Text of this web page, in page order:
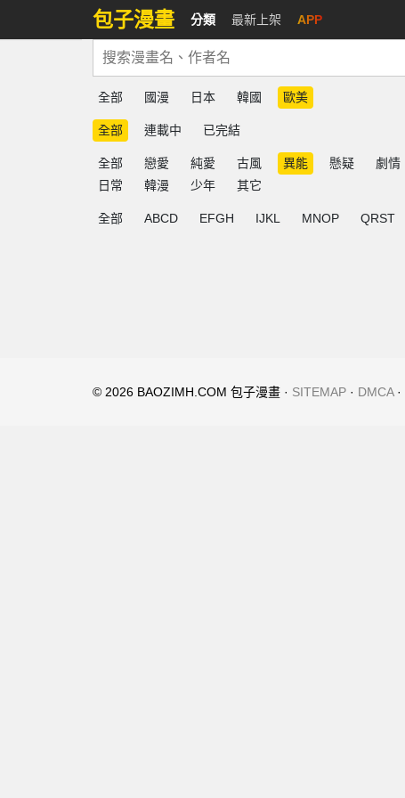
包子漫畫 分類 最新上架 APP
全部 國漫 日本 韓國 歐美
全部 連載中 已完結
全部 戀愛 純愛 古風 異能 懸疑 劇情
日常
韓漫 少年 其它
全部 ABCD EFGH IJKL MNOP QRST
© 2026 BAOZIMH.COM 包子漫畫 · SITEMAP · DMCA·